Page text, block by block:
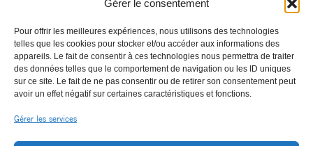
Gérer le consentement
Pour offrir les meilleures expériences, nous utilisons des technologies
telles que les cookies pour stocker et/ou accéder aux informations des
appareils. Le fait de consentir à ces technologies nous permettra de traiter
des données telles que le comportement de navigation ou les ID uniques
sur ce site. Le fait de ne pas consentir ou de retirer son consentement peut
avoir un effet négatif sur certaines caractéristiques et fonctions.
Gérer les services
réaliseront des tests visuels pour des adultes et des
place des 4 carrés entre